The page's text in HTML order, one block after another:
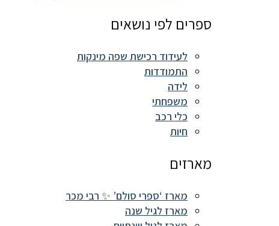
ספרים לפי נושאים
לעידוד רכישת שפה מינקות
התמודדות
לידה
משפחתי
כלי רכב
חיות
מארזים
מארז ‘ספרי סולם’ ✨ רבי מכר
מארז לגיל שנה